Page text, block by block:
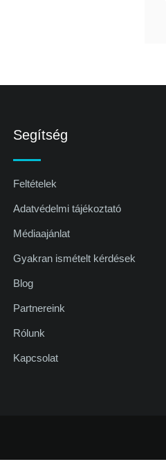
Segítség
Feltételek
Adatvédelmi tájékoztató
Médiaajánlat
Gyakran ismételt kérdések
Blog
Partnereink
Rólunk
Kapcsolat